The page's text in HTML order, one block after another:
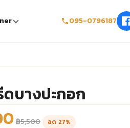
095-0796187
บางปะกอก
฿5,500 ลด 27%